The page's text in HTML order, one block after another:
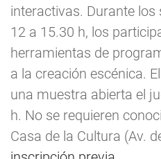
interactivas. Durante
12 a 15.30 h, los
herramientas de
a la creación escénica.
una muestra abierta el
h. No se requieren
Casa de la Cultura (Av.